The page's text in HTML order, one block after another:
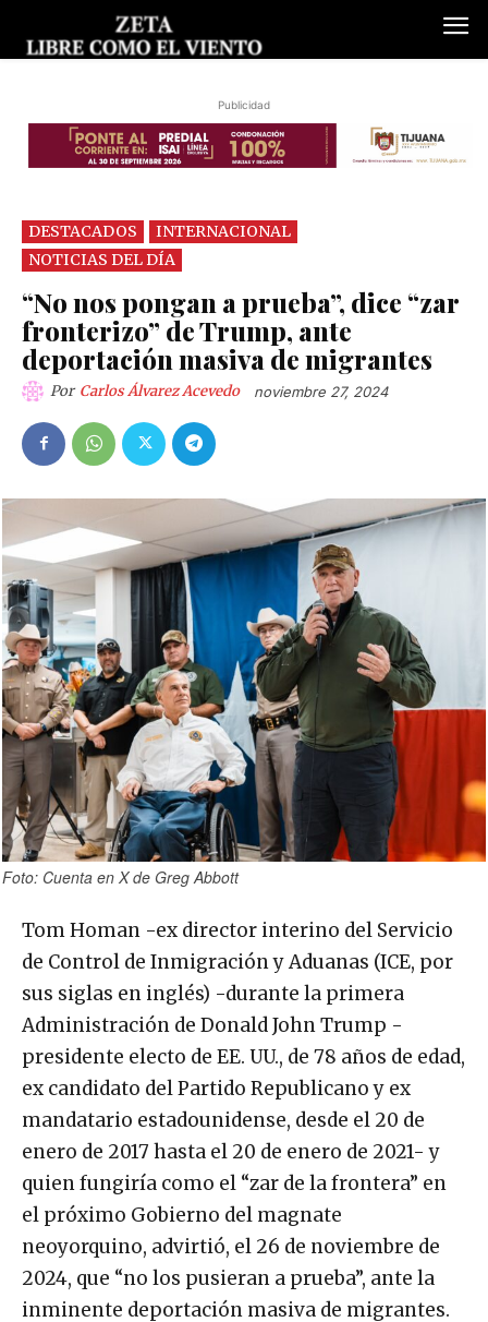
Publicidad
DESTACADOS
INTERNACIONAL
NOTICIAS DEL DÍA
“No nos pongan a prueba”, dice “zar
fronterizo” de Trump, ante
deportación masiva de migrantes
Por Carlos Álvarez Acevedo noviembre 27, 2024
Foto: Cuenta en X de Greg Abbott
Tom Homan -ex director interino del Servicio
de Control de Inmigración y Aduanas (ICE, por
sus siglas en inglés) -durante la primera
Administración de Donald John Trump -
presidente electo de EE. UU., de 78 años de edad,
ex candidato del Partido Republicano y ex
mandatario estadounidense, desde el 20 de
enero de 2017 hasta el 20 de enero de 2021- y
quien fungiría como el “zar de la frontera” en
el próximo Gobierno del magnate
neoyorquino, advirtió, el 26 de noviembre de
2024, que “no los pusieran a prueba”, ante la
inminente deportación masiva de migrantes.